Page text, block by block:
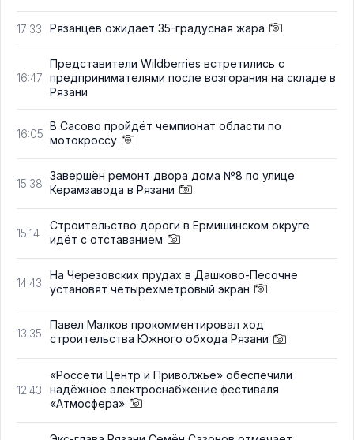
17:33 Рязанцев ожидает 35-градусная жара
16:47
Представители Wildberries встретились с
предпринимателями после возгорания на складе в
Рязани
16:05
В Сасово пройдёт чемпионат области по
мотокроссу
15:38
Завершён ремонт двора дома №8 по улице
Керамзавода в Рязани
15:14
Строительство дороги в Ермишинском округе
идёт с отставанием
14:43
На Черезовских прудах в Дашково-Песочне
установят четырёхметровый экран
13:35
Павел Малков прокомментировал ход
строительства Южного обхода Рязани
12:43
«Россети Центр и Приволжье» обеспечили
надёжное электроснабжение фестиваля
«Атмосфера»